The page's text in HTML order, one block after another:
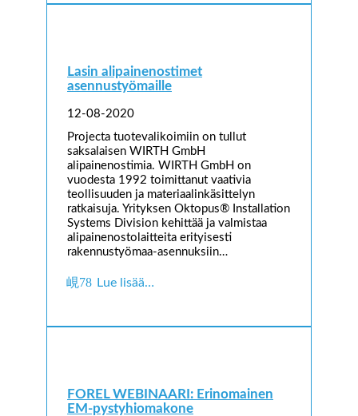
Lasin alipainenostimet
asennustyömaille
12-08-2020
Projecta tuotevalikoimiin on tullut
saksalaisen WIRTH GmbH
alipainenostimia. WIRTH GmbH on
vuodesta 1992 toimittanut vaativia
teollisuuden ja materiaalinkäsittelyn
ratkaisuja. Yrityksen Oktopus® Installation
Systems Division kehittää ja valmistaa
alipainenostolaitteita erityisesti
rakennustyömaa-asennuksiin…
Lue lisää…
FOREL WEBINAARI: Erinomainen
EM-pystyhiomakone